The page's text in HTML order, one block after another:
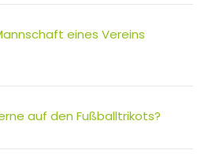
eines Vereins
auf den Fußballtrikots?